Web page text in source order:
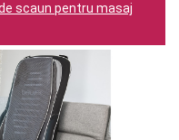
scaun pentru masaj